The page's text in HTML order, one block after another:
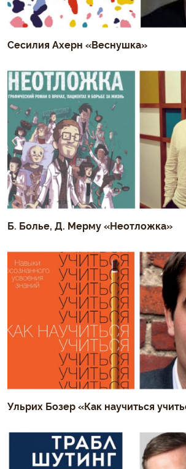
Сесилия Ахерн «Веснушка»
Б. Болье, Д. Мерму «Неотложка»
Ульрих Бозер «Как научиться